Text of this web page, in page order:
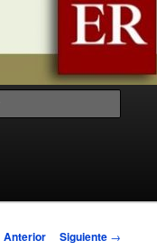
Anterior Siguiente →